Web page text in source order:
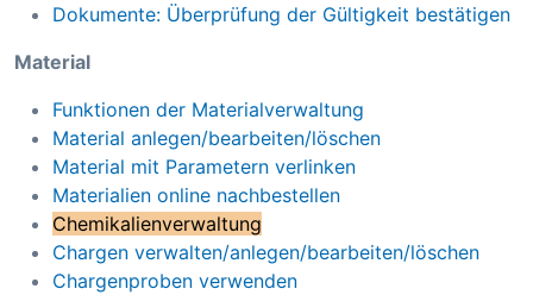
Dokumente: Überprüfung der Gültigkeit bestätigen
Material
Funktionen der Materialverwaltung
Material anlegen/bearbeiten/löschen
Material mit Parametern verlinken
Materialien online nachbestellen
Chemikalienverwaltung
Chargen verwalten/anlegen/bearbeiten/löschen
Chargenproben verwenden